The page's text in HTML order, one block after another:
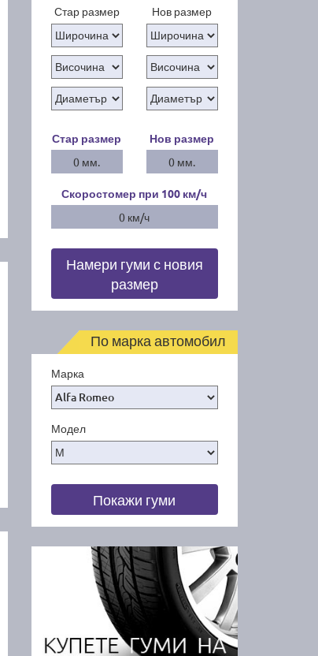
Стар размер Нов размер
Стар размер
0 мм.
Нов размер
0 мм.
Скоростомер при 100 км/ч
0 км/ч
Намери гуми с новия
размер
По марка автомобил
Марка
Модел
Покажи гуми